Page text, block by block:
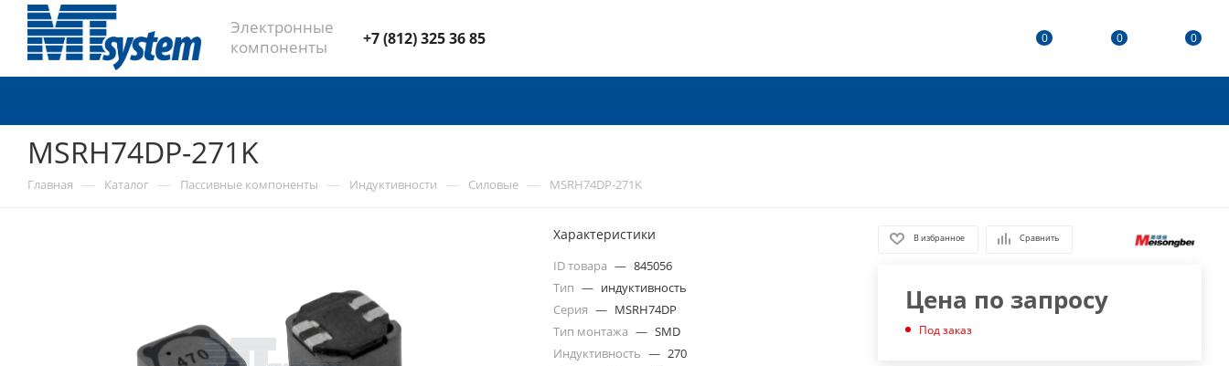
Электронные
компоненты
+7 (812) 325 36 85 0 0 0
MSRH74DP-271K
Главная — Каталог — Пассивные компоненты — Индуктивности — Силовые — MSRH74DP-271K
Характеристики
ID товара — 845056
Тип — индуктивность
Серия — MSRH74DP
Тип монтажа — SMD
Индуктивность — 270
В избранное Сравнить
Цена по запросу
Под заказ